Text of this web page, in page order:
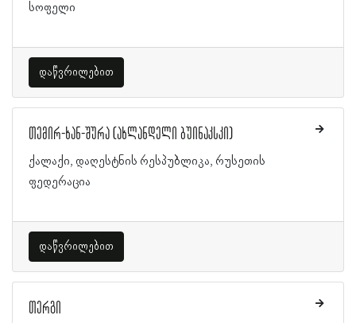
სოფელი
დაწვრილებით
თემირ-ხან-შურა (ახლანდელი ბუინაკსკი)
ქალაქი, დაღესტნის რესპუბლიკა, რუსეთის
ფედერაცია
დაწვრილებით
თერგი